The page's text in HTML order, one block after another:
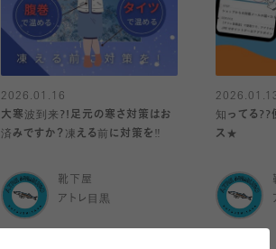
2026.01.16
大寒波到来?!足元の寒さ対策はお
済みですか？凍える前に対策を‼️
靴下屋
アトレ目黒
知ってる??
ス★